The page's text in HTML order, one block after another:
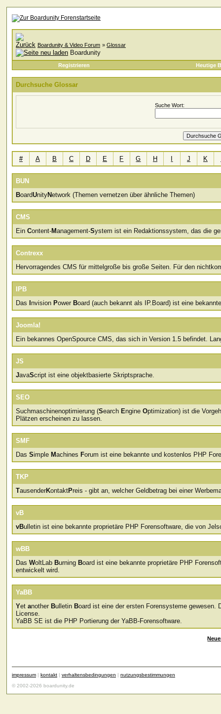
Boardunity & Video Forum » Glossar
Boardunity
Registrieren Heutige
Durchsuche Glossar
Suche Wort:
# A B C D E F G H J K
BUN
BoardUnityNetwork (Themen vernetzen über ähnliche Themen)
CMS
Ein Content-Management-System ist ein Redaktionssystem, das die
Contrexx
Hervorragendes CMS für mittelgroße bis große Seiten. Für den
IPB
Das nvision Power Board (auch bekannt als IP.Board) ist eine
Joomla!
Ein bekannes OpenSpource CMS, das sich in Version 1.5 befindet.
JS
JavaScript ist eine objektbasierte Skriptsprache.
SEO
Suchmaschinenoptimierung (Search Engine Optimization) ist die
Plätzen erscheinen zu lassen.
SMF
Das Simple Machines Forum ist eine bekannte und kostenlos PHP
TKP
TausenderKontaktPreis - gibt an, welcher Geldbetrag bei einer
vB
vBulletin ist eine bekannte proprietäre PHP Forensoftware, die von
wBB
Das WoltLab Burning Board ist eine bekannte proprietäre PHP
entwickelt wird.
YaBB
Yet another Bulletin Board ist eine der ersten Forensysteme gewesen.
License.
YaBB SE ist die PHP Portierung der YaBB-Forensoftware.
impressum | kontakt | verhaltensbedingungen | nutzungsbestimmungen
© 2002-2026 boardunity.de